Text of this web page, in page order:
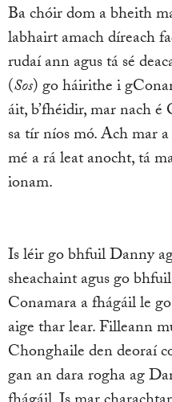
Ba chóir dom a bheith
labhairt amach díreach
rudaí ann agus tá sé
(Sos) go háirithe i
áit, b’fhéidir, mar nach
sa tír níos mó. Ach mar
mé a rá leat anocht, tá
ionam.
Is léir go bhfuil Danny
sheachaint agus go
Conamara a fhágáil le
aige thar lear. Filleann
Chonghaile den deoraí
gan an dara rogha ag